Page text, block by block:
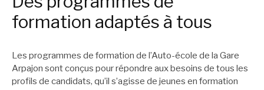
formation adaptés à tous
Les programmes de formation de l’Auto-école de la Gare
Arpajon sont conçus pour répondre aux besoins de tous les
profils de candidats, qu’il s’agisse de jeunes en formation